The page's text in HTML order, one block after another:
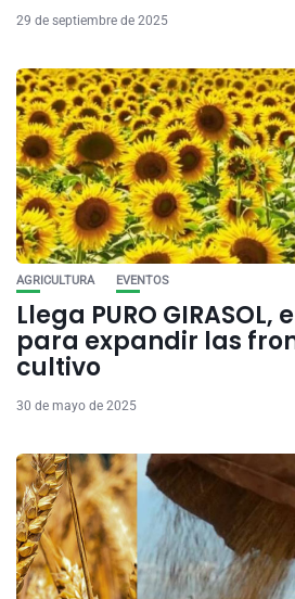
29 de septiembre de 2025
AGRICULTURA EVENTOS
Llega PURO GIRASOL,
para expandir las
cultivo
30 de mayo de 2025